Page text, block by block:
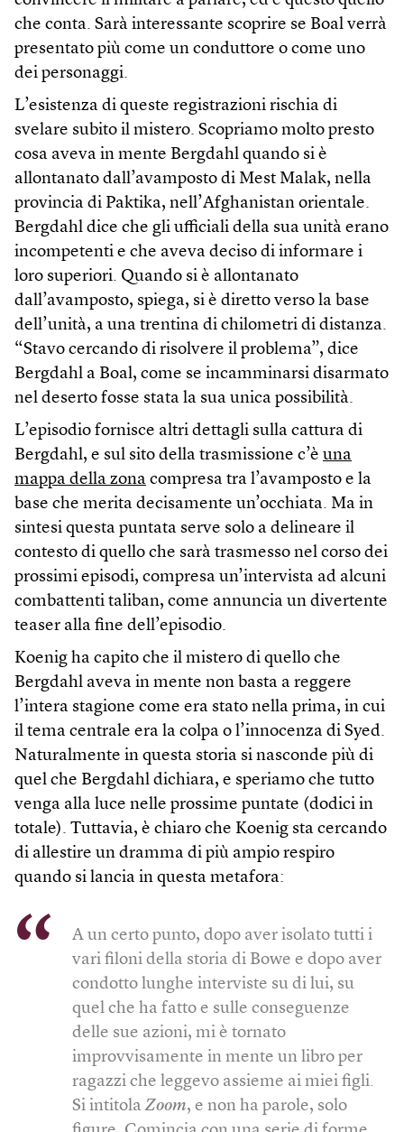
che conta. Sarà interessante scoprire se Boal verrà
presentato più come un conduttore o come uno
dei personaggi.
L’esistenza di queste registrazioni rischia di
svelare subito il mistero. Scopriamo molto presto
cosa aveva in mente Bergdahl quando si è
allontanato dall’avamposto di Mest Malak, nella
provincia di Paktika, nell’Afghanistan orientale.
Bergdahl dice che gli ufficiali della sua unità erano
incompetenti e che aveva deciso di informare i
loro superiori. Quando si è allontanato
dall’avamposto, spiega, si è diretto verso la base
dell’unità, a una trentina di chilometri di distanza.
“Stavo cercando di risolvere il problema”, dice
Bergdahl a Boal, come se incamminarsi disarmato
nel deserto fosse stata la sua unica possibilità.
L’episodio fornisce altri dettagli sulla cattura di
Bergdahl, e sul sito della trasmissione c’è una
mappa della zona compresa tra l’avamposto e la
base che merita decisamente un’occhiata. Ma in
sintesi questa puntata serve solo a delineare il
contesto di quello che sarà trasmesso nel corso dei
prossimi episodi, compresa un’intervista ad alcuni
combattenti taliban, come annuncia un divertente
teaser alla fine dell’episodio.
Koenig ha capito che il mistero di quello che
Bergdahl aveva in mente non basta a reggere
l’intera stagione come era stato nella prima, in cui
il tema centrale era la colpa o l’innocenza di Syed.
Naturalmente in questa storia si nasconde più di
quel che Bergdahl dichiara, e speriamo che tutto
venga alla luce nelle prossime puntate (dodici in
totale). Tuttavia, è chiaro che Koenig sta cercando
di allestire un dramma di più ampio respiro
quando si lancia in questa metafora:
A un certo punto, dopo aver isolato tutti i
vari filoni della storia di Bowe e dopo aver
condotto lunghe interviste su di lui, su
quel che ha fatto e sulle conseguenze
delle sue azioni, mi è tornato
improvvisamente in mente un libro per
ragazzi che leggevo assieme ai miei figli.
Si intitolaZoom, e non ha parole, solo